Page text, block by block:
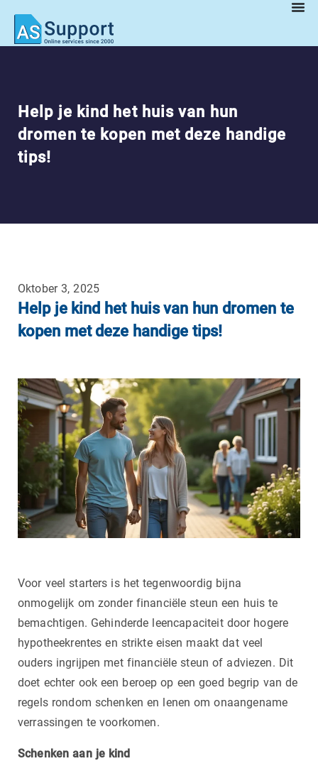
Help je kind het huis van hun
dromen te kopen met deze handige
tips!
Oktober 3, 2025
Help je kind het huis van hun dromen te
kopen met deze handige tips!
Voor veel starters is het tegenwoordig bijna
onmogelijk om zonder financiële steun een huis te
bemachtigen. Gehinderde leencapaciteit door hogere
hypotheekrentes en strikte eisen maakt dat veel
ouders ingrijpen met financiële steun of adviezen. Dit
doet echter ook een beroep op een goed begrip van de
regels rondom schenken en lenen om onaangename
verrassingen te voorkomen.
Schenken aan je kind